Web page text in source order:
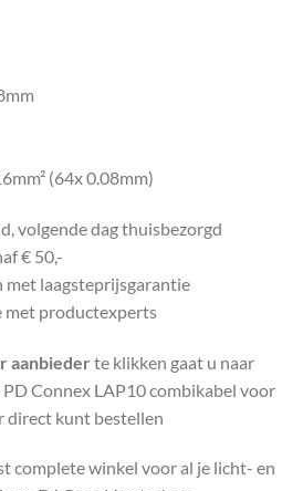
(64x 0.08mm)
volgende dag thuisbezorgd
€ 50,-
met laagsteprijsgarantie
met productexperts
aanbieder te klikken gaat u naar
Connex LAP10 combikabel voor
direct kunt bestellen
complete winkel voor al je licht- en